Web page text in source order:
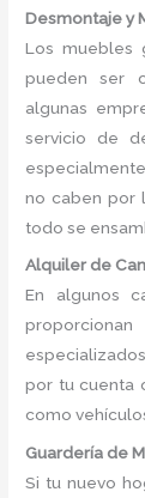
Desmontaje y
Los muebles
pueden ser
algunas
servicio de
no caben por
todo se
Alquiler de
En algunos
por tu cuenta
como
Guardería de
Si tu nuevo